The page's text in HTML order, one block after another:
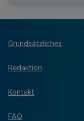
Grundsätzliches
Redaktion
Kontakt
FAQ